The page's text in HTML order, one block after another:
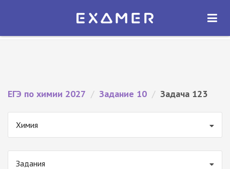
Экзамер — ЕГЭ 2027
ОТКРЫТЬ
ЕГЭ по химии 2027 / Задание 10 / Задача 123
Химия
Задания